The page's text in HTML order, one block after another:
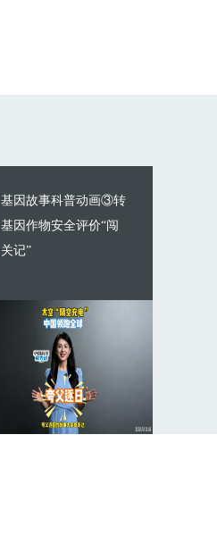
基因故事科普动画③转
基因作物安全评价“闯
关记”